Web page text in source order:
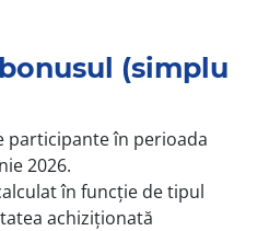
(simplu
participante în perioada
2026.
în funcție de tipul
achiziționată